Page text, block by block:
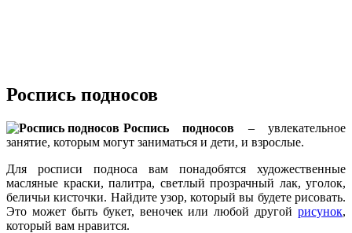
Роспись подносов
Роспись подносов – увлекательное
занятие, которым могут заниматься и дети, и взрослые.
Для росписи подноса вам понадобятся художественные
масляные краски, палитра, светлый прозрачный лак, уголок,
беличьи кисточки. Найдите узор, который вы будете рисовать.
Это может быть букет, веночек или любой другой рисунок,
который вам нравится.